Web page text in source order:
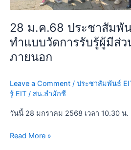
28 ม.ค.68 ประชาสัมพั
ทำแบบวัดการรับรู้ผู้มีส่ว
ภายนอก
Leave a Comment / ประชาสัมพันธ์
รู้ EIT / สน.ลำผักชี
วันนี้ 28 มกราคม 2568 เวลา 10.30 น.
วัด
รับ
รู้
ผู้
มี
ได้
ส่วน
เสีย
Read More »